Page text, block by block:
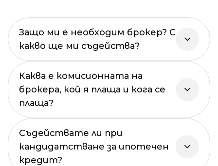
Защо ми е необходим брокер? С
какво ще ми съдейства?
Каква е комисионната на
брокера, кой я плаща и кога се
плаща?
Съдействате ли при
кандидатстване за ипотечен
кредит?